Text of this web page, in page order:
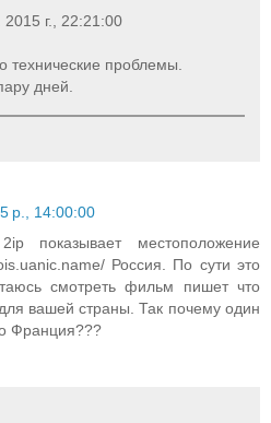
г., 22:21:00
технические проблемы.
дней.
р., 14:00:00
показывает местоположение
Россия. По сути это
смотреть фильм пишет что
вашей страны. Так почему один
Франция???